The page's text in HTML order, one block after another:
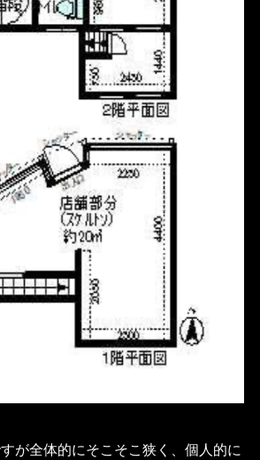
CONTACT
が全体的にそこそこ狭く、個人的に